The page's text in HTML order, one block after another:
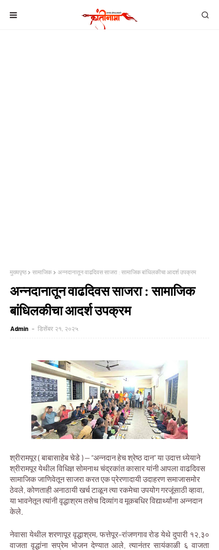
मुख्यपृष्ठ सामाजिक अन्नदानातून वाढदिवस साजरा : सामाजिक बांधिलकीचा आदर्श उपक्रम
अन्नदानातून वाढदिवस साजरा : सामाजिक
बांधिलकीचा आदर्श उपक्रम
Admin डिसेंबर २१, २०२५
श्रीरामपूर ( बाबासाहेब चेडे ) — “अन्नदान हेच श्रेष्ठ दान” या उदात्त ध्येयाने
श्रीरामपूर येथील विधिज्ञ सोमनाथ चंद्रकांत कासार यांनी आपला वाढदिवस
सामाजिक जाणिवेतून साजरा करत एक प्रेरणादायी उदाहरण समाजासमोर
ठेवले. कोणताही अनाठायी खर्च टाळून त्या रकमेचा उपयोग गरजूंसाठी व्हावा,
या भावनेतून त्यांनी वृद्धाश्रम तसेच दिव्यांग व मूकबधिर विद्यार्थ्यांना अन्नदान
केले.
नेवासा येथील शरणापूर वृद्धाश्रम, फत्तेपूर–रांजणगाव रोड येथे दुपारी १२.३०
वाजता वृद्धांना सप्रेम भोजन देण्यात आले. त्यानंतर सायंकाळी ६ वाजता